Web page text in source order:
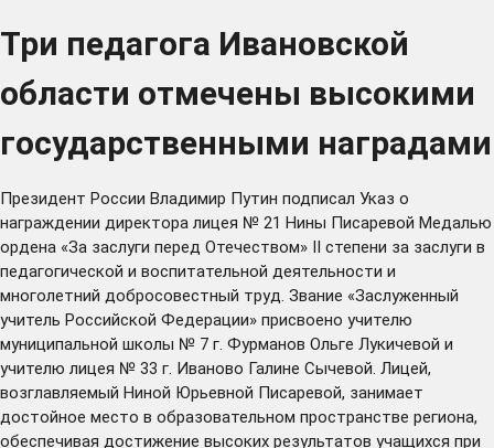
Три педагога Ивановской
области отмечены высокими
государственными наградами
Президент России Владимир Путин подписал Указ о
награждении директора лицея № 21 Нины Писаревой Медалью
ордена «За заслуги перед Отечеством» II степени за заслуги в
педагогической и воспитательной деятельности и
многолетний добросовестный труд. Звание «Заслуженный
учитель Российской Федерации» присвоено учителю
муниципальной школы № 7 г. Фурманов Ольге Лукичевой и
учителю лицея № 33 г. Иваново Галине Сычевой. Лицей,
возглавляемый Ниной Юрьевной Писаревой, занимает
достойное место в образовательном пространстве региона,
обеспечивая достижение высоких результатов учащихся при